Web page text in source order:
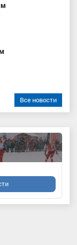
Все новости